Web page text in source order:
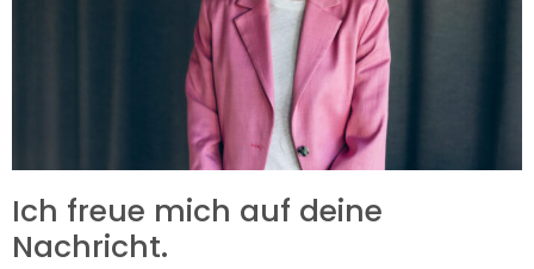
Ich freue mich auf deine
Nachricht.